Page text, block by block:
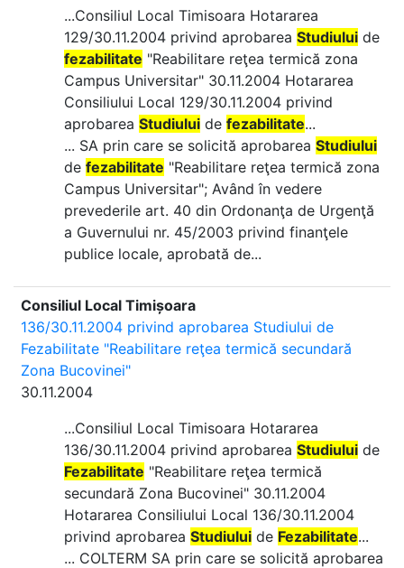
...Consiliul Local Timisoara Hotararea
129/30.11.2004 privind aprobarea Studiului de
fezabilitate "Reabilitare reţea termică zona
Campus Universitar" 30.11.2004 Hotararea
Consiliului Local 129/30.11.2004 privind
aprobarea Studiului de fezabilitate...
... SA prin care se solicită aprobarea Studiului
de fezabilitate "Reabilitare reţea termică zona
Campus Universitar"; Având în vedere
prevederile art. 40 din Ordonanţa de Urgenţă
a Guvernului nr. 45/2003 privind finanţele
publice locale, aprobată de...
Consiliul Local Timișoara
136/30.11.2004 privind aprobarea Studiului de
Fezabilitate "Reabilitare reţea termică secundară
Zona Bucovinei"
30.11.2004
...Consiliul Local Timisoara Hotararea
136/30.11.2004 privind aprobarea Studiului de
Fezabilitate "Reabilitare reţea termică
secundară Zona Bucovinei" 30.11.2004
Hotararea Consiliului Local 136/30.11.2004
privind aprobarea Studiului de Fezabilitate...
... COLTERM SA prin care se solicită aprobarea